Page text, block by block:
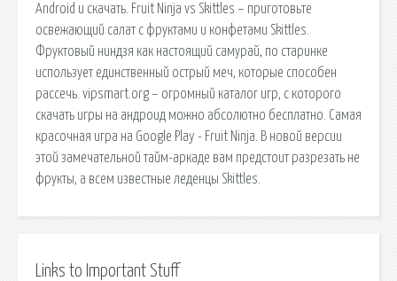
Android и скачать. Fruit Ninja vs Skittles – приготовьте
освежающий салат с фруктами и конфетами Skittles.
Фруктовый ниндзя как настоящий самурай, по старинке
использует единственный острый меч, которые способен
рассечь. vipsmart.org – огромный каталог игр, с которого
скачать игры на андроид можно абсолютно бесплатно. Самая
красочная игра на Google Play - Fruit Ninja. В новой версии
этой замечательной тайм-аркаде вам предстоит разрезать не
фрукты, а всем известные леденцы Skittles.
Links to Important Stuff